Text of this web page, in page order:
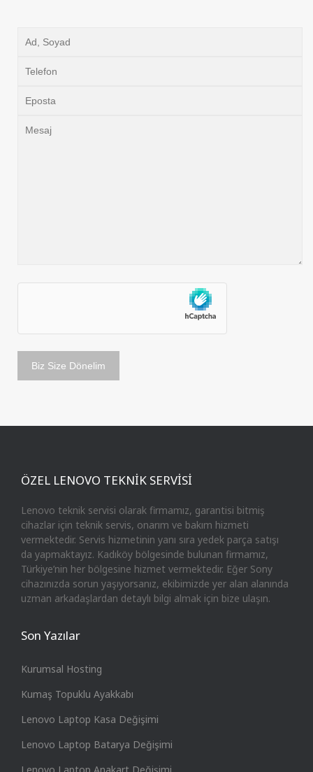
ÖZEL LENOVO TEKNİK SERVİSİ
Lenovo teknik servisi olarak firmamız, garantisi bitmiş
cihazlar için teknik servis, onarım ve bakım hizmeti
vermektedir. Servis hizmetinin yanı sıra yedek parça satışı
da yapmaktayız. Kadıköy bölgesinde bulunan firmamız,
Türkiye’nin her bölgesine hizmet vermektedir. Eğer Sony
cihazınızda sorun yaşıyorsanız, ekibimizde yer alan alanında
uzman arkadaşlardan detaylı bilgi almak için bize ulaşın.
Son Yazılar
Kurumsal Hosting
Kumaş Topuklu Ayakkabı
Lenovo Laptop Kasa Değişimi
Lenovo Laptop Batarya Değişimi